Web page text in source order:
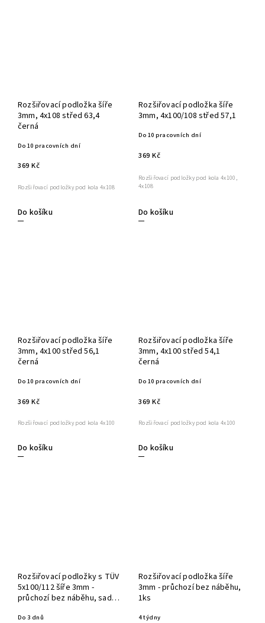
Rozšiřovací podložka šíře
3mm, 4x108 střed 63,4
černá
Do 10 pracovních dní
369 Kč
Do košíku
Rozšiřovací podložky pod kola 4x108
Rozšiřovací podložka šíře
3mm, 4x100/108 střed 57,1
Do 10 pracovních dní
369 Kč
Do košíku
Rozšiřovací podložky pod kola 4x100,
4x108
Rozšiřovací podložka šíře
3mm, 4x100 střed 56,1
černá
Do 10 pracovních dní
369 Kč
Do košíku
Rozšiřovací podložky pod kola 4x100
Rozšiřovací podložka šíře
3mm, 4x100 střed 54,1
černá
Do 10 pracovních dní
369 Kč
Do košíku
Rozšiřovací podložky pod kola 4x100
Rozšiřovací podložky s TÜV
5x100/112 šíře 3mm -
průchozí bez náběhu, sada
Do 3 dnů
Rozšiřovací podložka šíře
3mm - průchozí bez náběhu,
1ks
4 týdny